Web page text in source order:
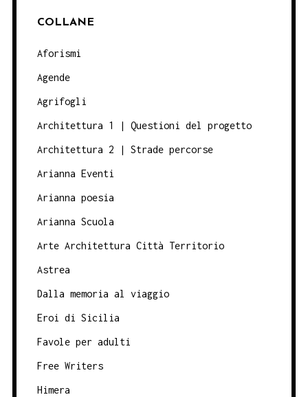
COLLANE
Aforismi
Agende
Agrifogli
Architettura 1 | Questioni del progetto
Architettura 2 | Strade percorse
Arianna Eventi
Arianna poesia
Arianna Scuola
Arte Architettura Città Territorio
Astrea
Dalla memoria al viaggio
Eroi di Sicilia
Favole per adulti
Free Writers
Himera